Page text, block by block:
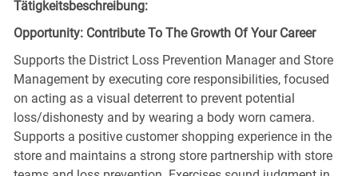
Tätigkeitsbeschreibung:
Opportunity: Contribute To The Growth Of Your Career
Supports the District Loss Prevention Manager and Store
Management by executing core responsibilities, focused
on acting as a visual deterrent to prevent potential
loss/dishonesty and by wearing a body worn camera.
Supports a positive customer shopping experience in the
store and maintains a strong store partnership with store